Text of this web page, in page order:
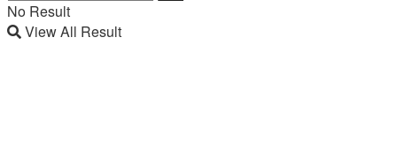
No Result
View All Result